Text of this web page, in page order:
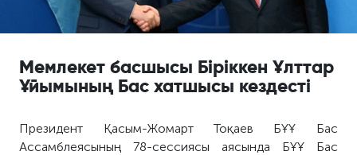
Мемлекет басшысы Біріккен Ұлттар
Ұйымының Бас хатшысы кездесті
Президент Қасым-Жомарт Тоқаев БҰҰ Бас
Ассамблеясының 78-сессиясы аясында БҰҰ Бас